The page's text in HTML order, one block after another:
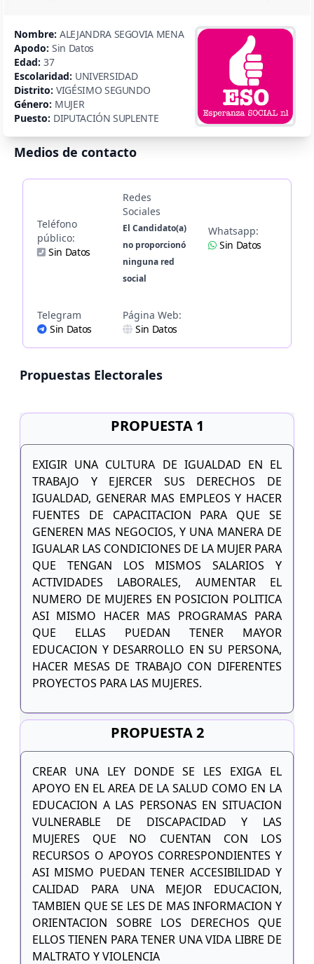
Nombre: ALEJANDRA SEGOVIA MENA
Apodo: Sin Datos
Edad: 37
Escolaridad: UNIVERSIDAD
Distrito: VIGÉSIMO SEGUNDO
Género: MUJER
Puesto: DIPUTACIÓN SUPLENTE
Medios de contacto
Teléfono
público:
Sin Datos
Redes
Sociales
El Candidato(a)
no proporcionó
ninguna red
social
Whatsapp:
Sin Datos
Telegram
Sin Datos
Página Web:
Sin Datos
Propuestas Electorales
PROPUESTA 1
EXIGIR UNA CULTURA DE IGUALDAD EN EL
TRABAJO Y EJERCER SUS DERECHOS DE
IGUALDAD, GENERAR MAS EMPLEOS Y HACER
FUENTES DE CAPACITACION PARA QUE SE
GENEREN MAS NEGOCIOS, Y UNA MANERA DE
IGUALAR LAS CONDICIONES DE LA MUJER PARA
QUE TENGAN LOS MISMOS SALARIOS Y
ACTIVIDADES LABORALES, AUMENTAR EL
NUMERO DE MUJERES EN POSICION POLITICA
ASI MISMO HACER MAS PROGRAMAS PARA
QUE ELLAS PUEDAN TENER MAYOR
EDUCACION Y DESARROLLO EN SU PERSONA,
HACER MESAS DE TRABAJO CON DIFERENTES
PROYECTOS PARA LAS MUJERES.
PROPUESTA 2
CREAR UNA LEY DONDE SE LES EXIGA EL
APOYO EN EL AREA DE LA SALUD COMO EN LA
EDUCACION A LAS PERSONAS EN SITUACION
VULNERABLE DE DISCAPACIDAD Y LAS
MUJERES QUE NO CUENTAN CON LOS
RECURSOS O APOYOS CORRESPONDIENTES Y
ASI MISMO PUEDAN TENER ACCESIBILIDAD Y
CALIDAD PARA UNA MEJOR EDUCACION,
TAMBIEN QUE SE LES DE MAS INFORMACION Y
ORIENTACION SOBRE LOS DERECHOS QUE
ELLOS TIENEN PARA TENER UNA VIDA LIBRE DE
MALTRATO Y VIOLENCIA